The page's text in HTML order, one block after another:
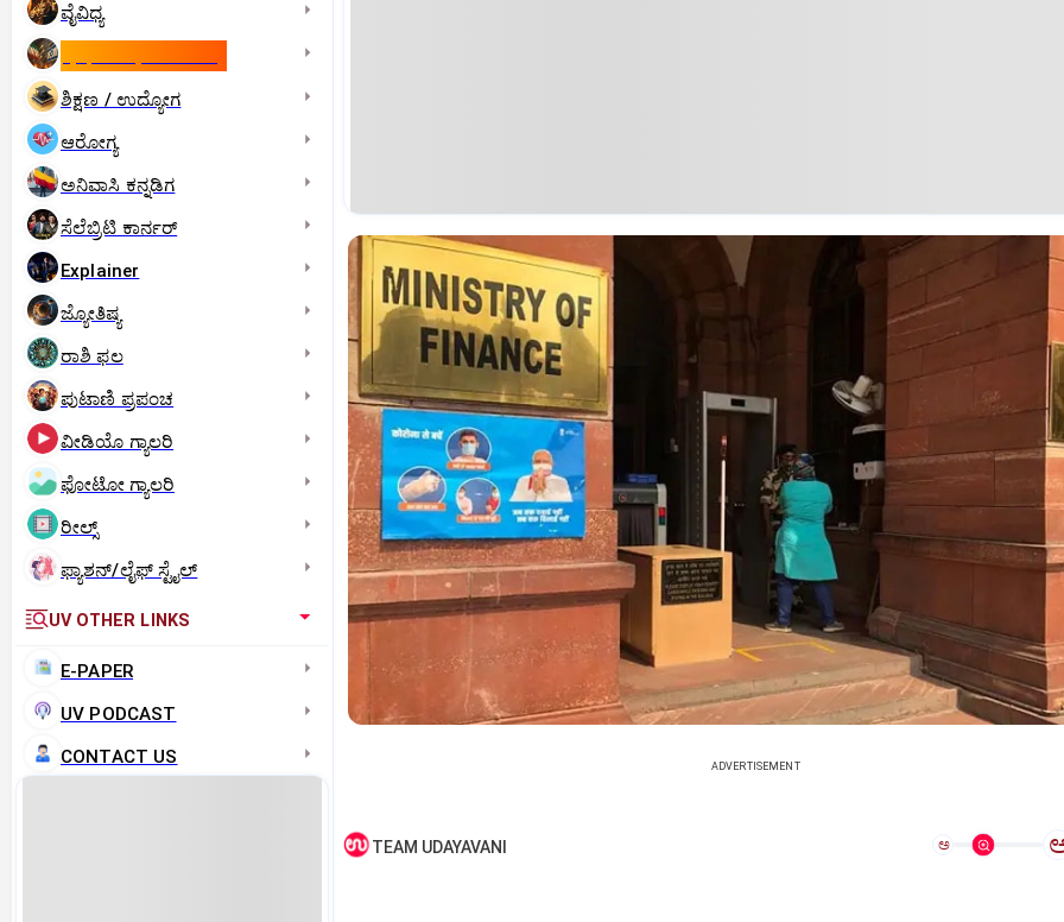
ವೈವಿಧ್ಯ
ಶಿಕ್ಷಣ / ಉದ್ಯೋಗ
ಆರೋಗ್ಯ
ಅನಿವಾಸಿ ಕನ್ನಡಿಗ
ಸೆಲೆಬ್ರಿಟಿ ಕಾರ್ನರ್‌
Explainer
ಜ್ಯೋತಿಷ್ಯ
ರಾಶಿ ಫಲ
ಪುಟಾಣಿ ಪ್ರಪಂಚ
ವೀಡಿಯೊ ಗ್ಯಾಲರಿ
ಫೋಟೋ ಗ್ಯಾಲರಿ
ರೀಲ್ಸ್
ಫ್ಯಾಶನ್/ಲೈಫ್‌ ಸ್ಟೈಲ್
UV OTHER LINKS
E-PAPER
UV PODCAST
CONTACT US
ADVERTISEMENT
TEAM UDAYAVANI ಅ